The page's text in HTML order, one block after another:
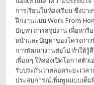
การเรียนในห้องเรียน ซึ่งบา
ฝึกงานแบบ Work From
ปัญหา การสรุปงาน เพื่อหารื
หน้าและปัญหาของโครงกา
การพัฒนางานต่อไป ทำให้รู้
เพื่อนๆ ให้ลองเปิดโอกาสตัว
รับประกันว่าตลอดระยะเวล
ประสบการณ์เพิ่มพูนแบบเต็